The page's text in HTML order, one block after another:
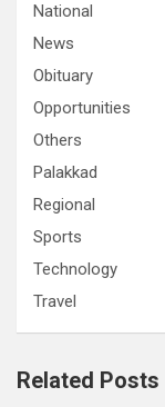
National
News
Obituary
Opportunities
Others
Palakkad
Regional
Sports
Technology
Travel
Related Posts